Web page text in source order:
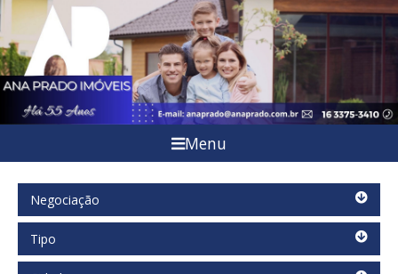
Menu
Negociação
Tipo
Cidade